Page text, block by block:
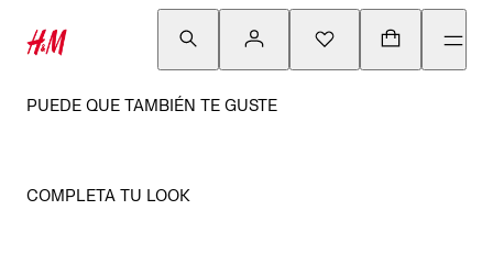
PUEDE QUE TAMBIÉN TE GUSTE
COMPLETA TU LOOK